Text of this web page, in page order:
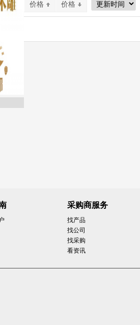
广西
辽宁省
宁夏
四川省
排序 价格 价格
采购商服务
找产品
找公司
找采购
看资讯